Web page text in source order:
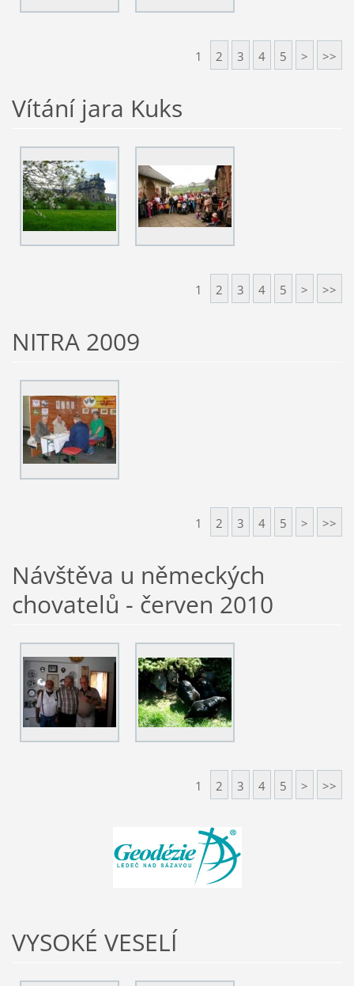
1 2 3 4 5 > >>
Vítání jara Kuks
1 2 3 4 5 > >>
NITRA 2009
1 2 3 4 5 > >>
Návštěva u německých
chovatelů - červen 2010
1 2 3 4 5 > >>
VYSOKÉ VESELÍ